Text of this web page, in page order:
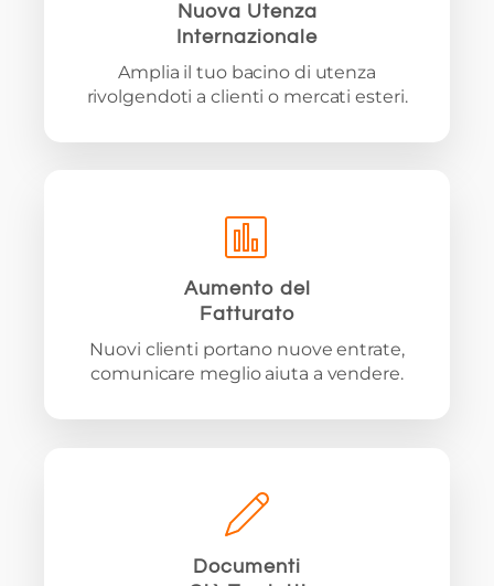
Nuova Utenza
Internazionale
Amplia il tuo bacino di utenza
rivolgendoti a clienti o mercati esteri.
Aumento del
Fatturato
Nuovi clienti portano nuove entrate,
comunicare meglio aiuta a vendere.
Documenti